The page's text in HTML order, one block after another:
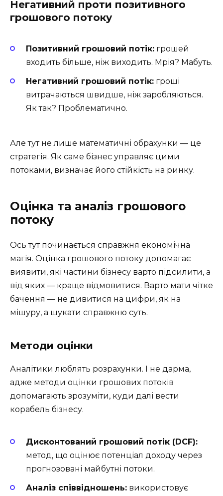
Негативний проти позитивного
грошового потоку
Позитивний грошовий потік: грошей
входить більше, ніж виходить. Мрія? Мабуть.
Негативний грошовий потік: гроші
витрачаються швидше, ніж заробляються.
Як так? Проблематично.
Але тут не лише математичні обрахунки — це
стратегія. Як саме бізнес управляє цими
потоками, визначає його стійкість на ринку.
Оцінка та аналіз грошового
потоку
Ось тут починається справжня економічна
магія. Оцінка грошового потоку допомагає
виявити, які частини бізнесу варто підсилити, а
від яких — краще відмовитися. Варто мати чітке
бачення — не дивитися на цифри, як на
мішуру, а шукати справжню суть.
Методи оцінки
Аналітики люблять розрахунки. І не дарма,
адже методи оцінки грошових потоків
допомагають зрозуміти, куди далі вести
корабель бізнесу.
Дисконтований грошовий потік (DCF):
метод, що оцінює потенціал доходу через
прогнозовані майбутні потоки.
Аналіз співвідношень: використовує